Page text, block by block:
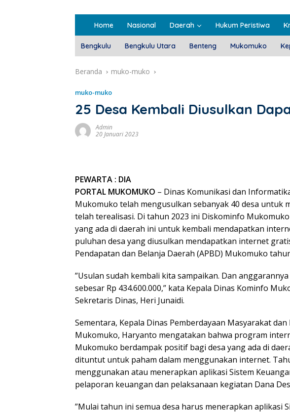
Home Nasional Daerah Hukum Peristiwa
Bengkulu Bengkulu Utara Benteng Mukomuko
Beranda muko-muko
muko-muko
25 Desa Kembali Diusulkan
Admin
20 Januari 2023
PEWARTA : DIA
PORTAL MUKOMUKO – Dinas Komunikasi dan
Mukomuko telah mengusulkan sebanyak 40 desa untuk
telah terealisasi. Di tahun 2023 ini Diskominfo
yang ada di daerah ini untuk kembali mendapatkan
puluhan desa yang diusulkan mendapatkan internet
Pendapatan dan Belanja Daerah (APBD) Mukomuko
”Usulan sudah kembali kita sampaikan. Dan
sebesar Rp 434.600.000,” kata Kepala Dinas Kominfo
Sekretaris Dinas, Heri Junaidi.
Sementara, Kepala Dinas Pemberdayaan Masyarakat
Mukomuko, Haryanto mengatakan bahwa program
Mukomuko berdampak positif bagi desa yang ada di
dituntut untuk paham dalam menggunakan internet.
menggunakan atau menerapkan aplikasi Sistem
pelaporan keuangan dan pelaksanaan kegiatan Dana
”Mulai tahun ini semua desa harus menerapkan aplikasi